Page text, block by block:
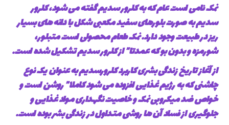
نمک نامی است عام که به کلرور سدیم گفته می شود، کلرور
سدیم به صورت بلورهای سفید مکعبی شکل با دانه های بسیار
ریز در طبیعت وجود دارد. نمک طعام محصولی است متبلور،
شورمزه و بدون بو که عمدتا” از کلرور سدیم تشکیل شده است.
از آغاز تاریخ زندگی بشری کاربرد کلرورسدیم به عنوان یک نوع
چاشنی که به رژیم غذایی افزوده می شود کاملا” روشن است و
خواص ضد میکروبی نمک و خاصیت نگهداری مواد غذایی و
جلوگیری از فساد آن ها روشی متداول در زندگی بشر بوده است.